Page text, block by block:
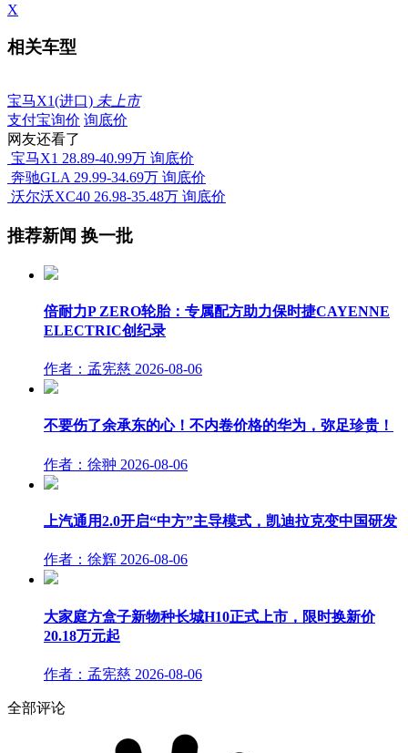
X
相关车型
宝马X1(进口) 未上市
支付宝询价 询底价
网友还看了
宝马X1 28.89-40.99万 询底价
奔驰GLA 29.99-34.69万 询底价
沃尔沃XC40 26.98-35.48万 询底价
推荐新闻 换一批
倍耐力P ZERO轮胎：专属配方助力保时捷CAYENNE
ELECTRIC创纪录
作者：孟宪慈 2026-08-06
不要伤了余承东的心！不内卷价格的华为，弥足珍贵！
作者：徐翀 2026-08-06
上汽通用2.0开启“中方”主导模式，凯迪拉克变中国研发
作者：徐辉 2026-08-06
大家庭方盒子新物种长城H10正式上市，限时换新价
20.18万元起
作者：孟宪慈 2026-08-06
全部评论